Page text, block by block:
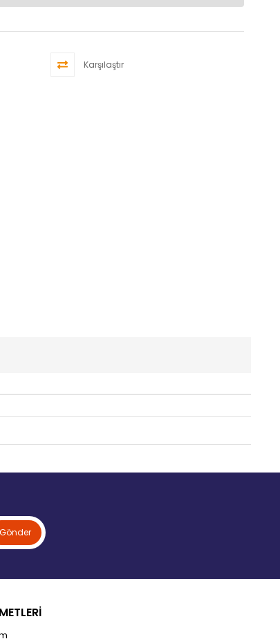
Karşılaştır
Gönder